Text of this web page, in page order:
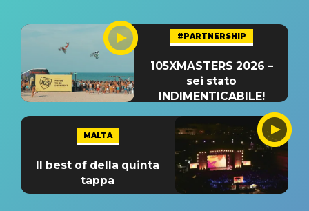
#PARTNERSHIP
105XMASTERS 2026 –
sei stato
INDIMENTICABILE!
MALTA
Il best of della quinta
tappa